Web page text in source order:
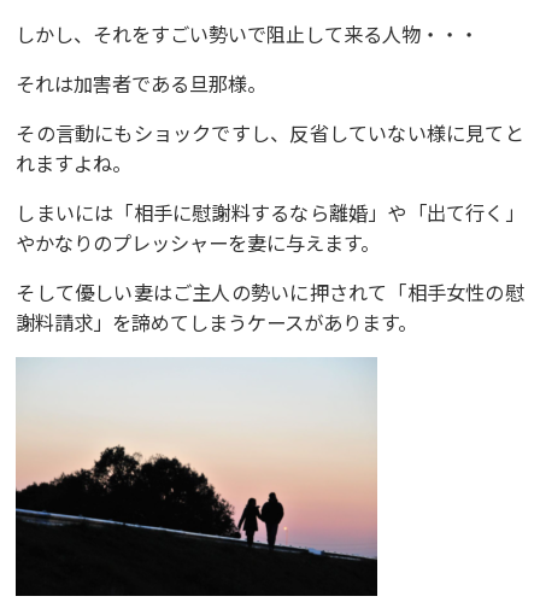
しかし、それをすごい勢いで阻止して来る人物・・・
それは加害者である旦那様。
その言動にもショックですし、反省していない様に見てと
れますよね。
しまいには「相手に慰謝料するなら離婚」や「出て行く」
やかなりのプレッシャーを妻に与えます。
そして優しい妻はご主人の勢いに押されて「相手女性の慰
謝料請求」を諦めてしまうケースがあります。